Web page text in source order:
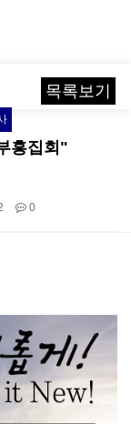
목록보기
흥집회"
0